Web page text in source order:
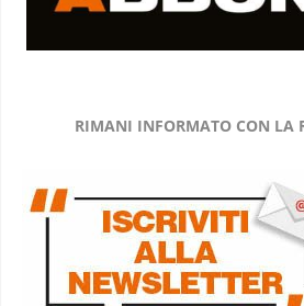
RIMANI INFORMATO CON LA